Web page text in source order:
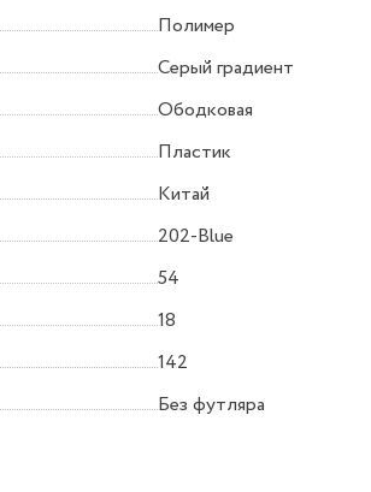
Полимер
Серый градиент
Ободковая
Пластик
Китай
202-Blue
54
18
142
Без футляра